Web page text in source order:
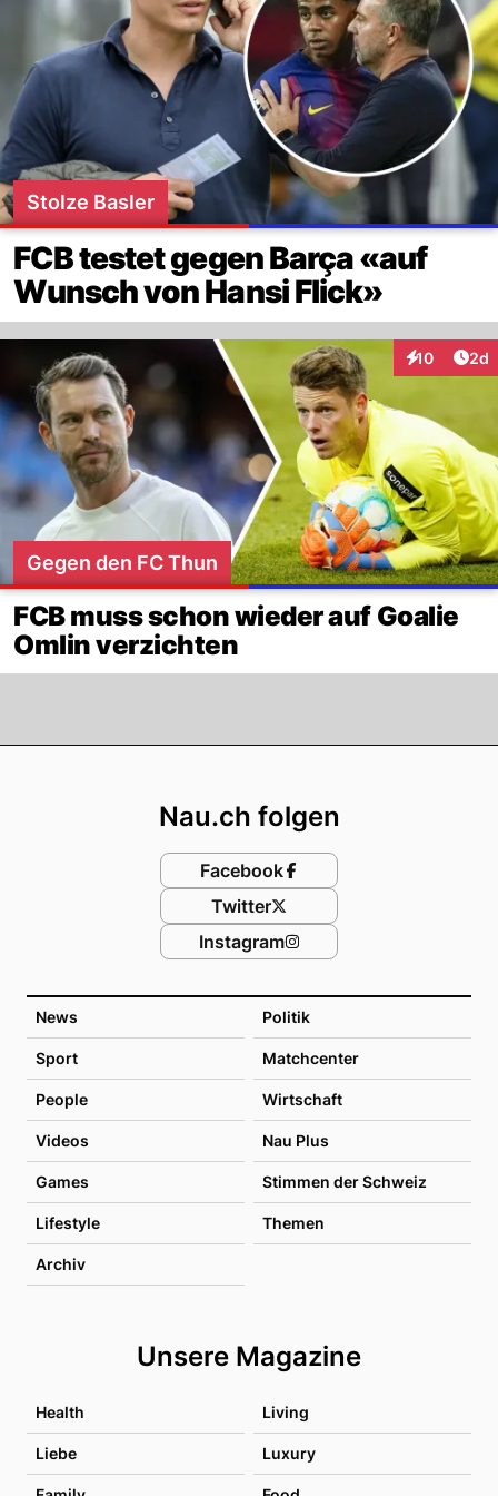
Stolze Basler
FCB testet gegen Barça «auf
Wunsch von Hansi Flick»
10
Interaktionen
2d
Gegen den FC Thun
FCB muss schon wieder auf Goalie
Omlin verzichten
News Politik
Sport Matchcenter
People Wirtschaft
Videos Nau Plus
Games Stimmen der Schweiz
Lifestyle Themen
Archiv
Unsere Magazine
Health Living
Liebe Luxury
Nau.ch folgen
Facebook
Twitter
Instagram